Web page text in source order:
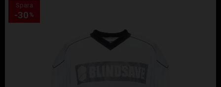
Spara
30 %